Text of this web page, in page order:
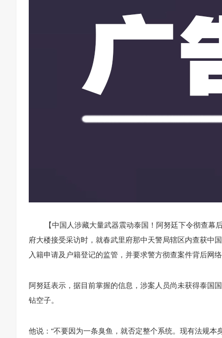
【中国人涉藏大量武器震动泰国！阿努廷下令彻查
府大楼接受采访时，就春武里府那中天警局辖区内查获中
入籍申请及户籍登记的监管，并要求警方彻查案件背后网
阿努廷表示，据目前掌握的信息，涉案人员尚未获得泰国
钻空子。
他说：“不要因为一条臭鱼，就否定整个系统。现有法规